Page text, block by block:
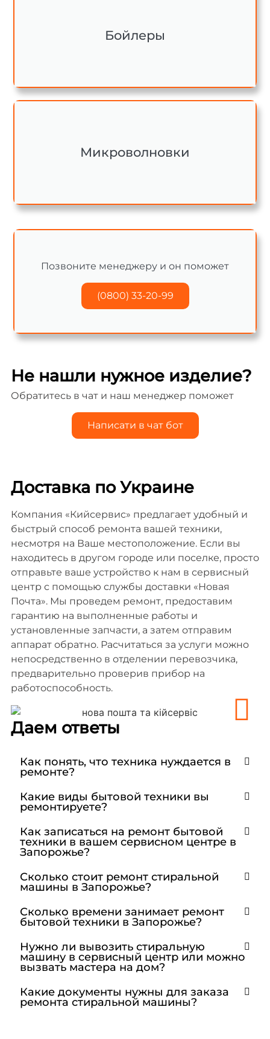
Бойлеры
Микроволновки
Позвоните менеджеру и он поможет
(0800) 33-20-99
Не нашли нужное изделие?
Обратитесь в чат и наш менеджер поможет
Написати в чат бот
Доставка по Украине
Компания «Кийсервис» предлагает удобный и
быстрый способ ремонта вашей техники,
несмотря на Ваше местоположение. Если вы
находитесь в другом городе или поселке, просто
отправьте ваше устройство к нам в сервисный
центр с помощью службы доставки «Новая
Почта». Мы проведем ремонт, предоставим
гарантию на выполненные работы и
установленные запчасти, а затем отправим
аппарат обратно. Расчитаться за услуги можно
непосредственно в отделении перевозчика,
предварительно проверив прибор на
работоспособность.
Даем ответы
Как понять, что техника нуждается в
ремонте?
Какие виды бытовой техники вы
ремонтируете?
Как записаться на ремонт бытовой
техники в вашем сервисном центре в
Запорожье?
Сколько стоит ремонт стиральной
машины в Запорожье?
Сколько времени занимает ремонт
бытовой техники в Запорожье?
Нужно ли вывозить стиральную
машину в сервисный центр или можно
вызвать мастера на дом?
Какие документы нужны для заказа
ремонта стиральной машины?